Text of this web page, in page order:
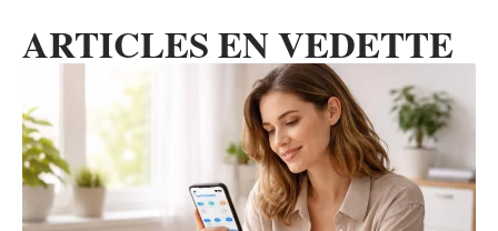
ARTICLES EN VEDETTE